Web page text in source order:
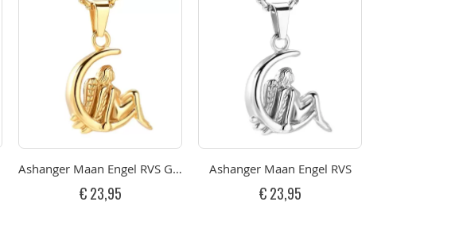
Ashanger Maan Engel RVS Goudkleurig
€ 23,95
Ashanger Maan Engel RVS
€ 23,95